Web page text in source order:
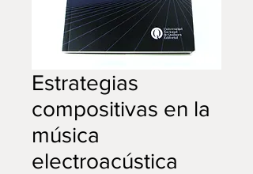
Estrategias
compositivas en la
música
electroacústica